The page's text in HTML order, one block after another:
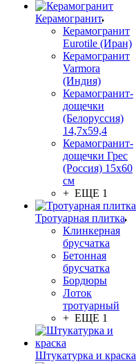
Керамогранит
Керамогранит
Eurotile (Иран)
Керамогранит
Varmora
(Индия)
Керамогранит-
дощечки
(Белоруссия)
14,7x59,4
Керамогранит-
дощечки Грес
(Россия) 15х60
см
+ ЕЩЕ 1
Тротуарная плитка
Клинкерная
брусчатка
Бетонная
брусчатка
Бордюры
Лоток
тротуарный
+ ЕЩЕ 1
Штукатурка и краска